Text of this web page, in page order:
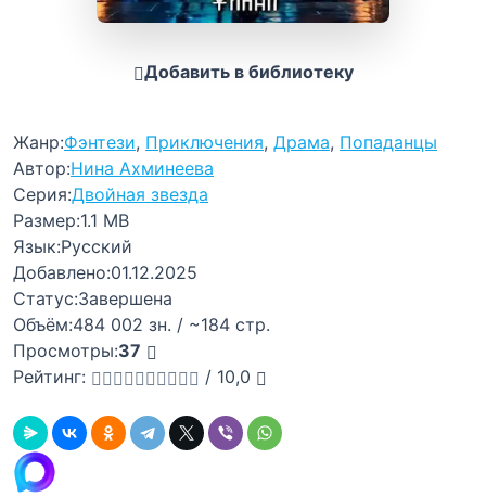
Добавить в библиотеку
Жанр:Фэнтези, Приключения, Драма, Попаданцы
Автор:Нина Ахминеева
Серия:Двойная звезда
Размер:1.1 MB
Язык:Русский
Добавлено:01.12.2025
Статус:Завершена
Объём:484 002 зн. / ~184 стр.
Просмотры:37
Рейтинг:
/ 10,0